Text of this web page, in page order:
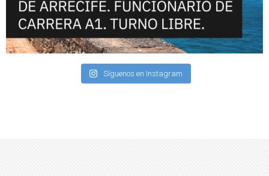
Síguenos en Instagram